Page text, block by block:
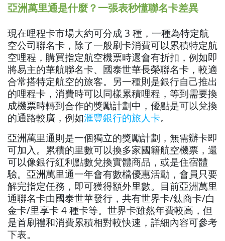
亞洲萬里通是什麼？一張表秒懂聯名卡差異
現在哩程卡市場大約可分成 3 種，一種為特定航
空公司聯名卡，除了一般刷卡消費可以累積特定航
空哩程，購買指定航空機票時還會有折扣，例如即
將易主的華航聯名卡、國泰世華長榮聯名卡，較適
合常搭特定航空的旅客。另一種則是銀行自己推出
的哩程卡，消費時可以同樣累積哩程，等到需要換
成機票時轉到合作的獎勵計劃中，優點是可以兌換
的通路較廣，例如滙豐銀行的旅人卡。
亞洲萬里通則是一個獨立的獎勵計劃，無需辦卡即
可加入。累積的里數可以換多家國籍航空機票，還
可以像銀行紅利點數兌換實體商品，或是住宿體
驗。亞洲萬里通一年會有數檔優惠活動，會員只要
解完指定任務，即可獲得額外里數。目前亞洲萬里
通聯名卡由國泰世華發行，共有世界卡/鈦商卡/白
金卡/里享卡 4 種卡等。世界卡雖然年費較高，但
是首刷禮和消費累積相對較快速，詳細內容可參考
下表。